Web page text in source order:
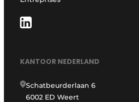
KANTOOR NEDERLAND
Schatbeurderlaan 6
6002 ED Weert